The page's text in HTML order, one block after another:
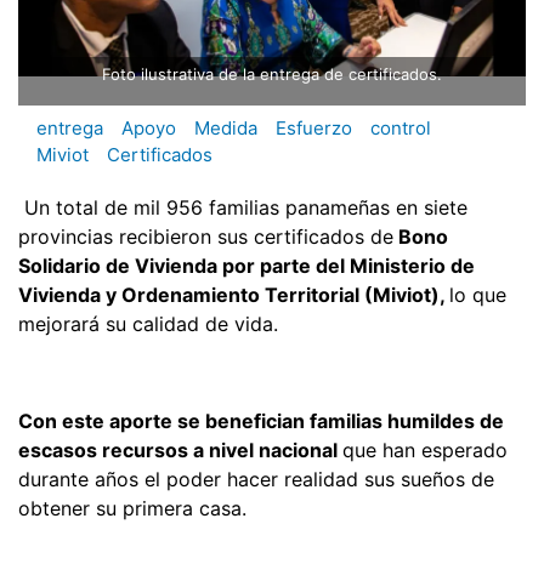
Foto ilustrativa de la entrega de certificados.
entrega Apoyo Medida Esfuerzo
control
Miviot
Certificados
Un total de mil 956 familias panameñas en siete
provincias recibieron sus certificados de Bono
Solidario de Vivienda por parte del Ministerio de
Vivienda y Ordenamiento Territorial (Miviot), lo que
mejorará su calidad de vida.
Con este aporte se benefician familias humildes de
escasos recursos a nivel nacional que han esperado
durante años el poder hacer realidad sus sueños de
obtener su primera casa.